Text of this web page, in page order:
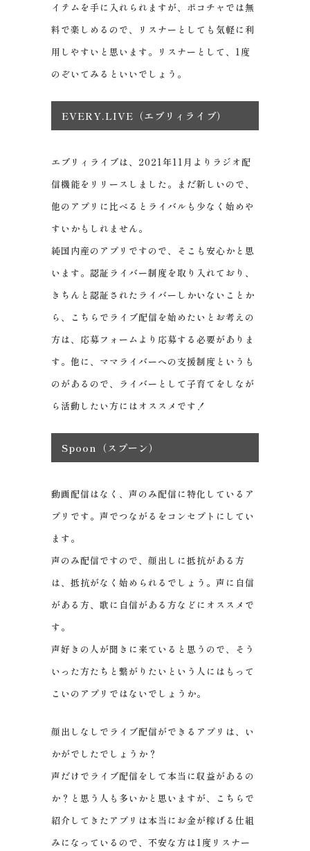
イテムを手に入れられますが、ポコチャでは無
料で楽しめるので、リスナーとしても気軽に利
用しやすいと思います。リスナーとして、1度
のぞいてみるといいでしょう。
EVERY.LIVE（エブリィライブ）
エブリィライブは、2021年11月よりラジオ配
信機能をリリースしました。まだ新しいので、
他のアプリに比べるとライバルも少なく始めや
すいかもしれません。
純国内産のアプリですので、そこも安心かと思
います。認証ライバー制度を取り入れており、
きちんと認証されたライバーしかいないことか
ら、こちらでライブ配信を始めたいとお考えの
方は、応募フォームより応募する必要がありま
す。他に、ママライバーへの支援制度というも
のがあるので、ライバーとして子育てをしなが
ら活動したい方にはオススメです！
Spoon（スプーン）
動画配信はなく、声のみ配信に特化しているア
プリです。声でつながるをコンセプトにしてい
ます。
声のみ配信ですので、顔出しに抵抗がある方
は、抵抗がなく始められるでしょう。声に自信
がある方、歌に自信がある方などにオススメで
す。
声好きの人が聞きに来ていると思うので、そう
いった方たちと繋がりたいという人にはもって
こいのアプリではないでしょうか。
顔出しなしでライブ配信ができるアプリは、い
かがでしたでしょうか？
声だけでライブ配信をして本当に収益があるの
か？と思う人も多いかと思いますが、こちらで
紹介してきたアプリは本当にお金が稼げる仕組
みになっているので、不安な方は1度リスナー